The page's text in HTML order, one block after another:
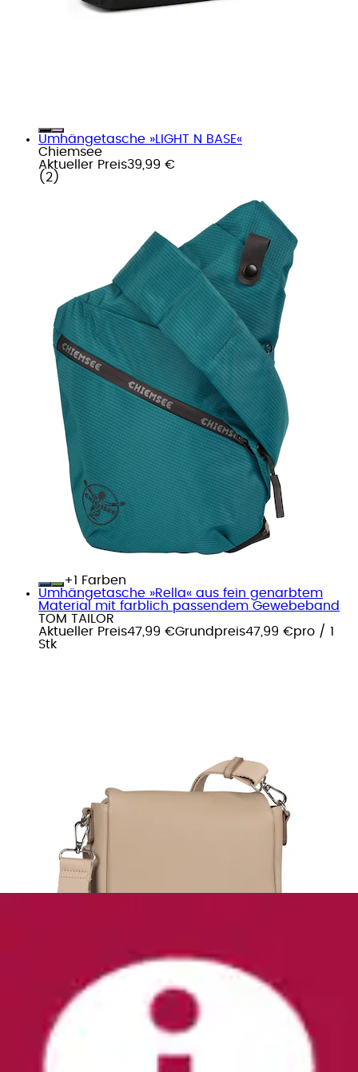
Umhängetasche »LIGHT N BASE«
Chiemsee
Aktueller Preis39,99 €
( 2 )
+
Farben
Umhängetasche »Rella« aus fein genarbtem
Material mit farblich passendem Gewebeband
TOM TAILOR
Aktueller Preis47,99 €Grundpreis47,99 €pro / 1
Stk
Sporttasche »LINEAR DUFFELBAG M«